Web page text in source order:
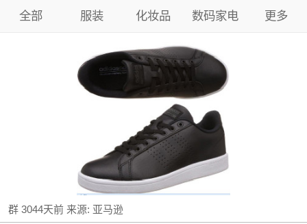
全部 服装 化妆品 数码家电 更多
群 3044天前来源: 亚马逊